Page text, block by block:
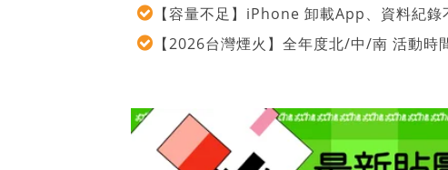
【容量不足】iPhone 卸載App、資料紀
【2026台灣煙火】全年度北/中/南 活動時